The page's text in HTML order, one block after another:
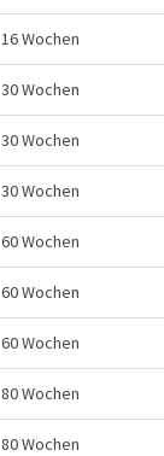
16 Wochen
30 Wochen
30 Wochen
30 Wochen
60 Wochen
60 Wochen
60 Wochen
80 Wochen
80 Wochen